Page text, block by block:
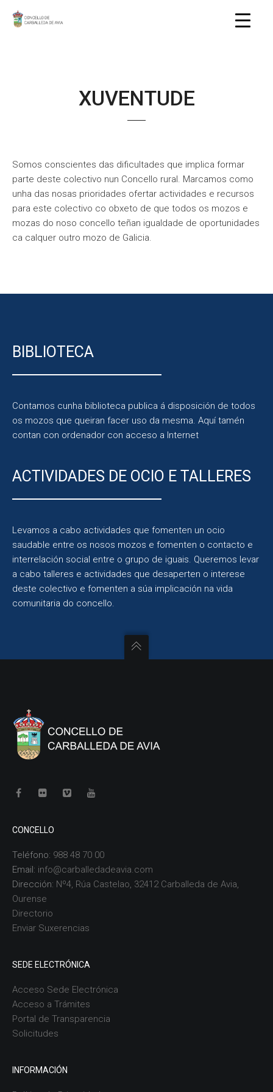
XUVENTUDE
Somos conscientes das dificultades que implica formar
parte deste colectivo nun Concello rural. Marcamos como
unha das nosas prioridades ofertar actividades e recursos
para este colectivo co obxeto de que todos os mozos e
mozas do noso concello teñan igualdade de oportunidades
ca calquer outro mozo de Galicia.
BIBLIOTECA
Contamos cunha biblioteca publica á disposición de todos
os mozos que queiran facer uso da mesma. Aquí tamén
contan con ordenador con acceso a Internet
ACTIVIDADES DE OCIO E TALLERES
Levamos a cabo actividades que fomenten un ocio
saudable entre os nosos mozos e fomenten o contacto e
interrelación social entre o grupo de iguais. Queremos levar
a cabo talleres e actividades que desaperten o interese
deste colectivo e fomenten a súa implicación na vida
comunitaria do concello.
CONCELLO
Teléfono: 988 48 70 00
Email: info@carballedadeavia.com
Dirección: Nº4, Rúa Castelao, 32412 Carballeda de Avia,
Ourense
Directorio
Enviar Suxerencias
SEDE ELECTRÓNICA
Acceso Sede Electrónica
Acceso a Trámites
Portal de Transparencia
Solicitudes
INFORMACIÓN